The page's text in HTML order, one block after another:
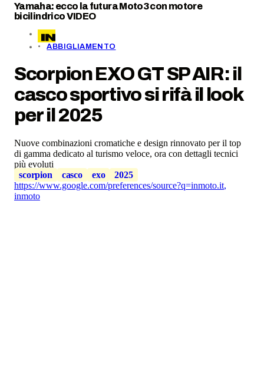
Yamaha: ecco la futura Moto3 con motore
bicilindrico VIDEO
ABBIGLIAMENTO
Scorpion EXO GT SP AIR: il
casco sportivo si rifà il look
per il 2025
Nuove combinazioni cromatiche e design rinnovato per il top
di gamma dedicato al turismo veloce, ora con dettagli tecnici
più evoluti
scorpion
casco exo
2025
https://www.google.com/preferences/source?q=inmoto.it,
inmoto